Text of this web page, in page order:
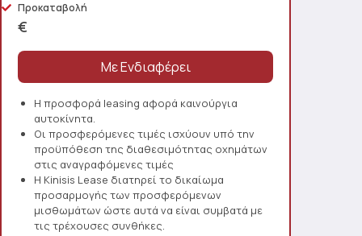
Προκαταβολή
€
Η προσφορά leasing αφορά καινούργια
αυτοκίνητα.
Οι προσφερόμενες τιμές ισχύουν υπό την
προϋπόθεση της διαθεσιμότητας οχημάτων
στις αναγραφόμενες τιμές
Η Kinisis Lease διατηρεί το δικαίωμα
προσαρμογής των προσφερόμενων
μισθωμάτων ώστε αυτά να είναι συμβατά με
τις τρέχουσες συνθήκες.